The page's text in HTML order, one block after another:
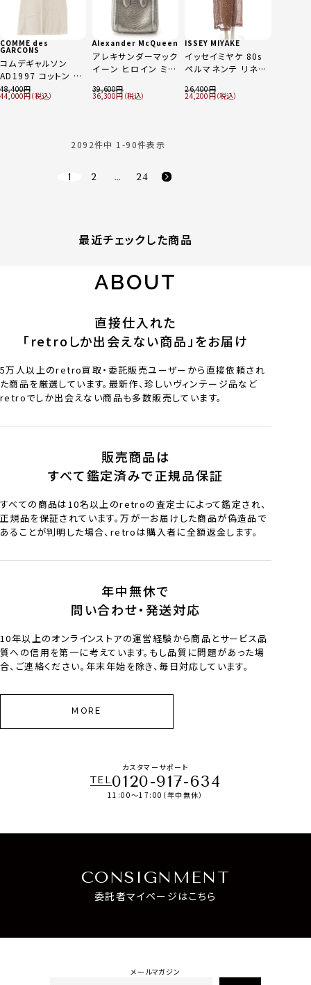
COMME des
GARCONS
コムデギャルソン
AD1997 コットン 多
重 デザイン フレア
スカート ボトムス
48,400
44,000
Alexander McQueen
アレキサンダーマック
イーン ヒロイン ミニ
ドバッグ シルバー
39,600
36,300
ISSEY MIYAKE
イッセイミヤケ 80s
ペルマネンテ リネン
ス サルエル
26,400
24,200
2092件中 1 -90件表示
1 2 … 24
最近チェックした商品
ABOUT
直接仕入れた
「retroしか出会えない商品」をお届け
5万人以上のretro買取・委託販売ユーザーから直接依頼され
た商品を厳選しています。最新作、珍しいヴィンテージ品など
retroでしか出会えない商品も多数販売しています。
販売商品は
すべて鑑定済みで正規品保証
すべての商品は10名以上のretroの査定士によって鑑定され、
正規品を保証されています。万が一お届けした商品が偽造品で
あることが判明した場合、retroは購入者に全額返金します。
年中無休で
問い合わせ・発送対応
10年以上のオンラインストアの運営経験から商品とサービス品
質への信用を第一に考えています。もし品質に問題があった場
合、ご連絡ください。年末年始を除き、毎日対応しています。
MORE
カスタマーサポート
TEL0120-917-634
11:00～17:00（年中無休）
CONSIGNMENT
委託者マイページはこちら
メールマガジン